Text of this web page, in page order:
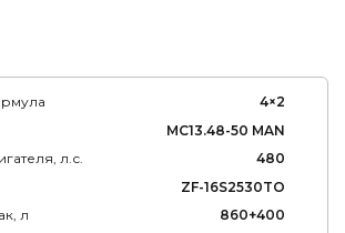
4×2
MC13.48-50 MAN
л.с.
480
ZF-16S2530TO
л
860+400